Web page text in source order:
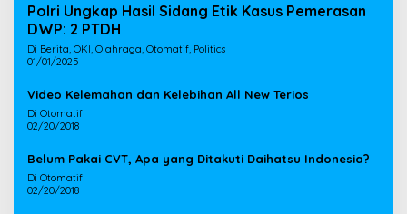
Polri Ungkap Hasil Sidang Etik Kasus Pemerasan
DWP: 2 PTDH
Di Berita, OKI, Olahraga, Otomatif, Politics
01/01/2025
Video Kelemahan dan Kelebihan All New Terios
Di Otomatif
02/20/2018
Belum Pakai CVT, Apa yang Ditakuti Daihatsu Indonesia?
Di Otomatif
02/20/2018